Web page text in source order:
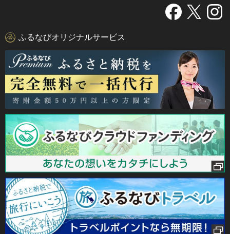
ふるなびオリジナルサービス